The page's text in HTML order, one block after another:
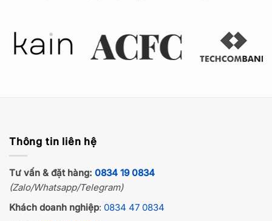
Thông tin liên hệ
Tư vấn & đặt hàng: 0834 19 0834
(Zalo/Whatsapp/Telegram)
Khách doanh nghiệp: 0834 47 0834